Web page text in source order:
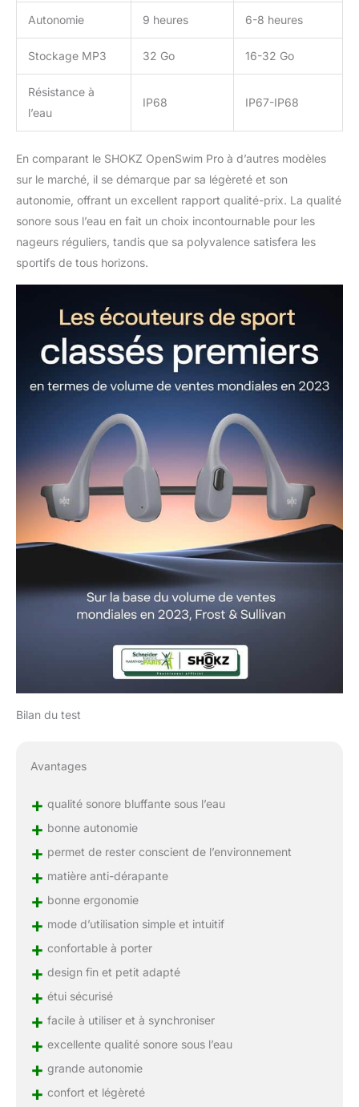
Autonomie 9 heures 6-8 heures
Stockage MP3 32 Go 16-32 Go
Résistance à
l’eau
IP68 IP67-IP68
En comparant le SHOKZ OpenSwim Pro à d’autres modèles
sur le marché, il se démarque par sa légèreté et son
autonomie, offrant un excellent rapport qualité-prix. La qualité
sonore sous l’eau en fait un choix incontournable pour les
nageurs réguliers, tandis que sa polyvalence satisfera les
sportifs de tous horizons.
Bilan du test
Avantages
+ qualité sonore bluffante sous l’eau
+ bonne autonomie
+ permet de rester conscient de l’environnement
+ matière anti-dérapante
+ bonne ergonomie
+ mode d’utilisation simple et intuitif
+ confortable à porter
+ design fin et petit adapté
+ étui sécurisé
+ facile à utiliser et à synchroniser
+ excellente qualité sonore sous l’eau
+ grande autonomie
+ confort et légèreté